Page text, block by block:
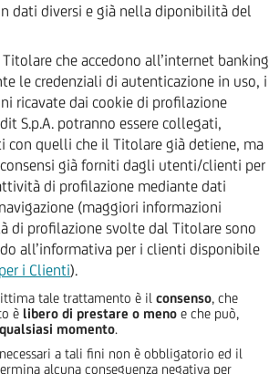
dati diversi e già nella diponibilità del
che accedono all’internet banking
le credenziali di autenticazione in uso, i
ricavate dai cookie di profilazione
S.p.A. potranno essere collegati,
con quelli che il Titolare già detiene, ma
già forniti dagli utenti/clienti per
di profilazione mediante dati
(maggiori informazioni
di profilazione svolte dal Titolare sono
all’informativa per i clienti disponibile
i Clienti).
tale trattamento è il consenso, che
è libero di prestare o meno e che può,
momento.
a tali fini non è obbligatorio ed il
alcuna conseguenza negativa per